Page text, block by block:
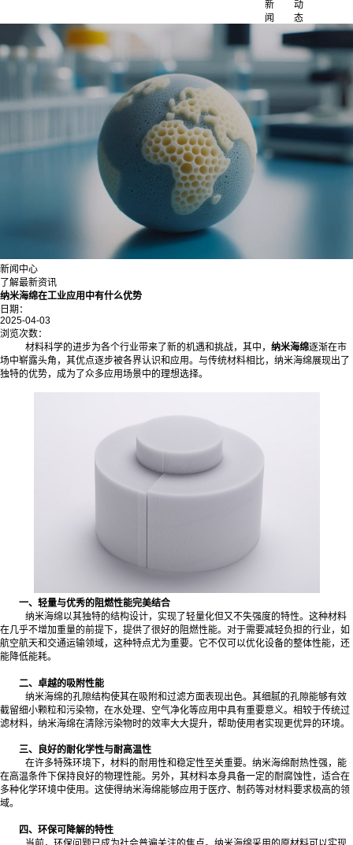
新
闻
动
态
新闻中心
了解最新资讯
纳米海绵在工业应用中有什么优势
日期：
2025-04-03
浏览次数：
材料科学的进步为各个行业带来了新的机遇和挑战，其中， 纳米海绵逐渐在市
场中崭露头角，其优点逐步被各界认识和应用。与传统材料相比，纳米海绵展现出了
独特的优势，成为了众多应用场景中的理想选择。
一、轻量与优秀的阻燃性能完美结合
纳米海绵以其独特的结构设计，实现了轻量化但又不失强度的特性。这种材料
在几乎不增加重量的前提下，提供了很好的阻燃性能。对于需要减轻负担的行业，如
航空航天和交通运输领域，这种特点尤为重要。它不仅可以优化设备的整体性能，还
能降低能耗。
二、卓越的吸附性能
纳米海绵的孔隙结构使其在吸附和过滤方面表现出色。其细腻的孔隙能够有效
截留细小颗粒和污染物，在水处理、空气净化等应用中具有重要意义。相较于传统过
滤材料，纳米海绵在清除污染物时的效率大大提升，帮助使用者实现更优异的环境。
三、良好的耐化学性与耐高温性
在许多特殊环境下，材料的耐用性和稳定性至关重要。纳米海绵耐热性强，能
在高温条件下保持良好的物理性能。另外，其材料本身具备一定的耐腐蚀性，适合在
多种化学环境中使用。这使得纳米海绵能够应用于医疗、制药等对材料要求极高的领
域。
四、环保可降解的特性